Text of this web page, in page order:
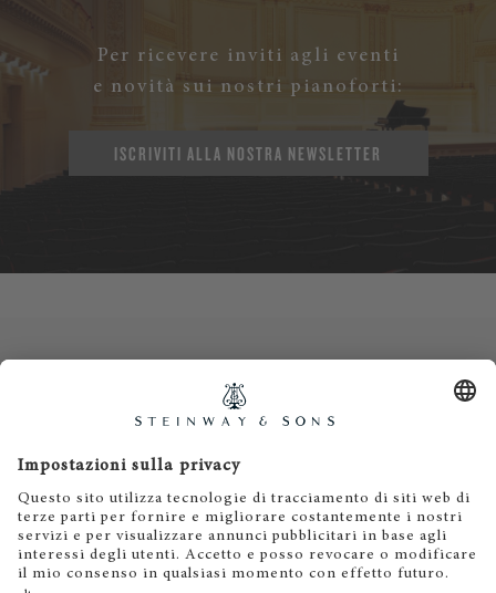
Per ricevere inviti agli eventi
e novità sui nostri pianoforti:
ISCRIVITI ALLA NOSTRA NEWSLETTER
Informativa privacy
Termini e condizioni